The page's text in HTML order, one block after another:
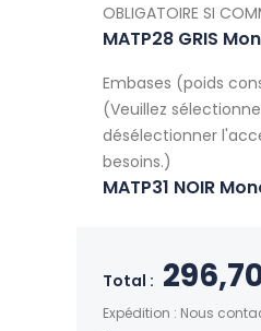
OBLIGATOIRE SI
MATP28 GRIS
Embases (poids
(Veuillez
désélectionner
besoins.)
MATP31 NOIR
Besoin d'un Bon à
FTPV Sans coloris
Total : Prix
Expédition : Nous